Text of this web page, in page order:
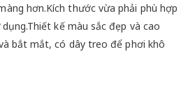
hơn.Kích thước vừa phải phù hợp
kế màu sắc đẹp và cao
bắt mắt, có dây treo để phơi khô